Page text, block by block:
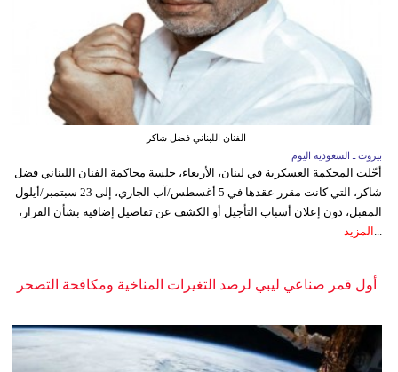
الفنان اللبناني فضل شاكر
بيروت ـ السعودية اليوم
أجّلت المحكمة العسكرية في لبنان، الأربعاء، جلسة محاكمة الفنان اللبناني فضل
شاكر، التي كانت مقرر عقدها في 5 أغسطس/آب الجاري، إلى 23 سبتمبر/أيلول
المقبل، دون إعلان أسباب التأجيل أو الكشف عن تفاصيل إضافية بشأن القرار،
المزيد
أول قمر صناعي ليبي لرصد التغيرات المناخية ومكافحة التصحر